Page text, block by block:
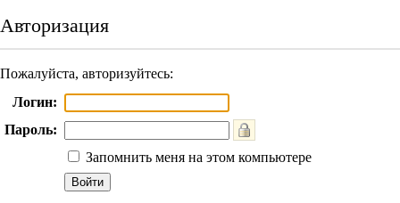
Авторизация
Пожалуйста, авторизуйтесь:
Логин:
Пароль:
Запомнить меня на этом компьютере